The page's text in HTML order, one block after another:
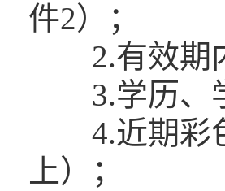
件2）；
2.有效期内
3.学历、
4.近期彩色
上）；